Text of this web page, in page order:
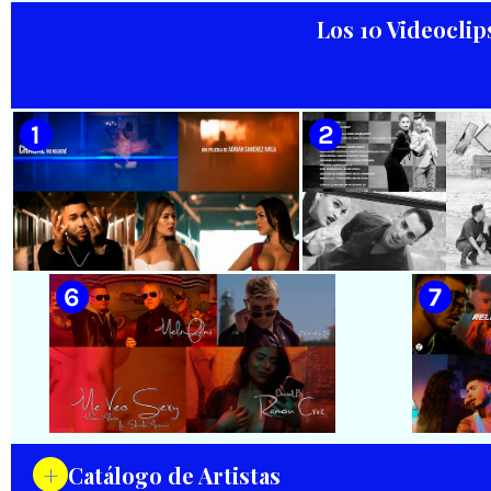
Haila || ¨La cinturita¨ ||
Director: Henry García
Quintana || Videoclip || Música
Popular Bailable Cubana || Son
- Salsa - Timba || CUBA
NESCIO, basado en la obra
musical ¨Niño siniestro¨ |
Autor: Ernesto Romero |
Director: Héctor Falagán De
Cabo | Videoclip | Música Pop
Rock Cubana | Artistas Cubanos
| Instrumental | CUBA
Los 10
🟡 Chacal - ¨No Volveré¨ - Videoclip
- Dirección: Adrián Sánchez Ávila
🟡 Adrián
Manzanares - ¨Ya es
Videoclip -
+ Catálogo de Artistas